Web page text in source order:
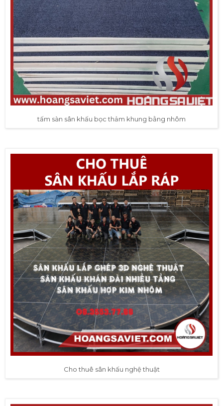
tấm sàn sân khấu bọc thảm khung bằng nhôm
Cho thuê sân khấu nghệ thuật